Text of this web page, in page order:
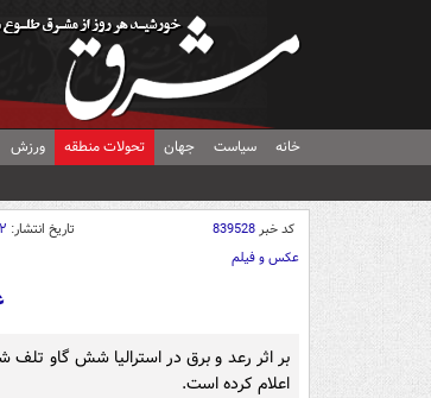
خانه سیاست جهان تحولات منطقه ورزش
کد خبر839528 تاریخ انتشار: ۲۲
عکس و فیلم
بر اثر رعد و برق در استرالیا شش گاو
اعلام کرده‌ است.